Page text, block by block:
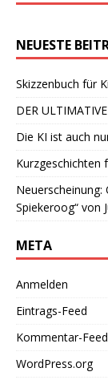
NEUESTE
Skizzenbuch für
DER
Die KI ist auch
Kurzgeschichten
Spiekeroog“ von
META
Anmelden
Eintrags-Feed
Kommentar-Feed
WordPress.org